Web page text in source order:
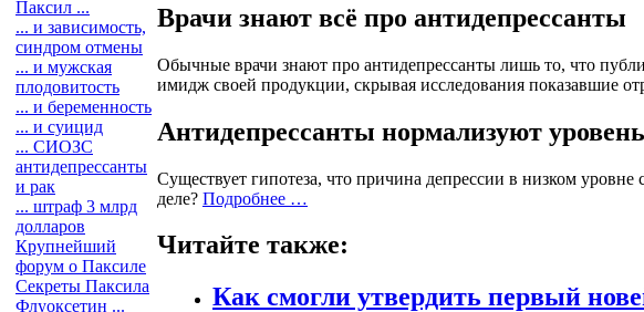
Паксил ...
... и зависимость,
синдром отмены
... и мужская
плодовитость
... и беременность
... и суицид
... СИОЗС
антидепрессанты
и рак
... штраф 3 млрд
долларов
Крупнейший
форум о Паксиле
Секреты Паксила
Флуоксетин ...
Врачи знают всё про антидепрессанты
Обычные врачи знают про антидепрессанты лишь то, что
имидж своей продукции, скрывая исследования показавшие
Антидепрессанты нормализуют
Существует гипотеза, что причина депрессии в низком
деле? Подробнее …
Читайте также:
Как смогли утвердить первый